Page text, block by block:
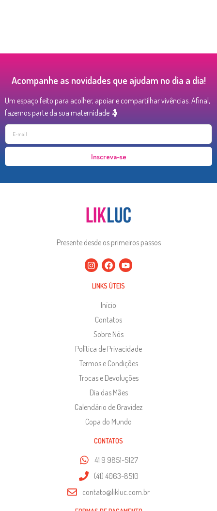
Acompanhe as novidades que ajudam no dia a dia!
Um espaço feito para acolher, apoiar e compartilhar vivências. Afinal,
fazemos parte da sua maternidade 🤱
Inscreva-se
Presente desde os primeiros passos
LINKS ÚTEIS
Início
Contatos
Sobre Nós
Política de Privacidade
Termos e Condições
Trocas e Devoluções
Dia das Mães
Calendário de Gravidez
Copa do Mundo
CONTATOS
41 9 9851-5127
(41) 4063-8510
contato@likluc.com.br